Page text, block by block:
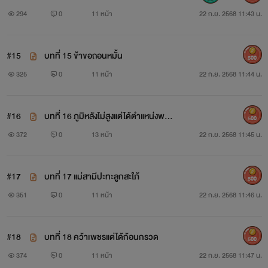
294 0 11 หน้า 22 ก.ย. 2568 11:43 น.
#15 บทที่ 15 ข้าขอถอนหมั้น
325 0 11 หน้า 22 ก.ย. 2568 11:44 น.
500
#16
บทที่ 16 ภูมิหลังไม่สูงแต่ได้ตำแหน่งพระช
ายา
372 0 13 หน้า 22 ก.ย. 2568 11:45 น.
500
#17 บทที่ 17 แม่สามีปะทะลูกสะใภ้
351 0 11 หน้า 22 ก.ย. 2568 11:46 น.
500
#18 บทที่ 18 คว้าเพชรแต่ได้ก้อนกรวด
374 0 11 หน้า 22 ก.ย. 2568 11:47 น.
500